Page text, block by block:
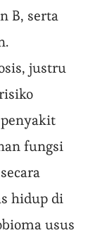
B, serta
justru
fungsi
hidup di
usus